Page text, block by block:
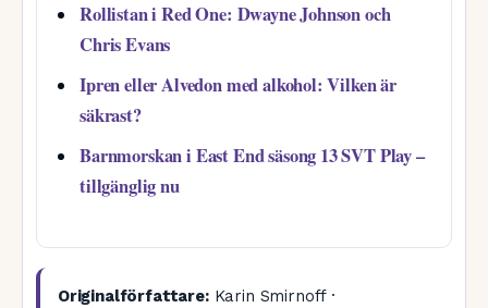
Rollistan i Red One: Dwayne Johnson och
Chris Evans
Ipren eller Alvedon med alkohol: Vilken är
säkrast?
Barnmorskan i East End säsong 13 SVT Play –
tillgänglig nu
Originalförfattare:Karin Smirnoff ·